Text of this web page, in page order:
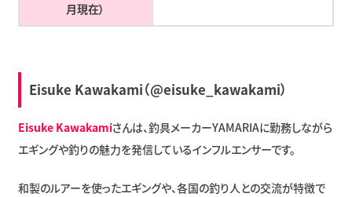
月現在）
Eisuke Kawakami（@eisuke_kawakami）
Eisuke Kawakamiさんは、釣具メーカーYAMARIAに勤務しながら
エギングや釣りの魅力を発信しているインフルエンサーです。
和製のルアーを使ったエギングや、各国の釣り人との交流が特徴で